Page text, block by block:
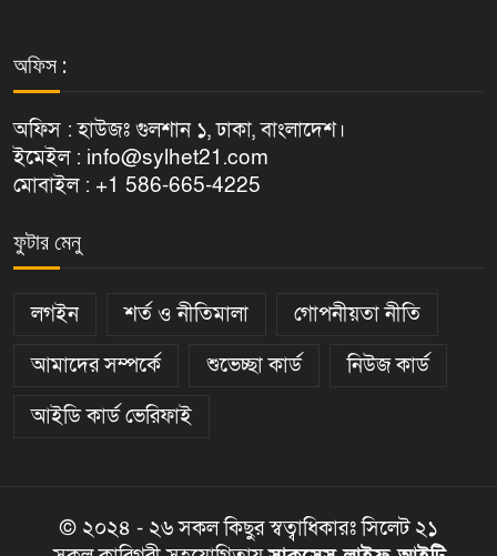
অফিস :
অফিস : হাউজঃ গুলশান ১, ঢাকা, বাংলাদেশ।
ইমেইল : info@sylhet21.com
মোবাইল : +1 586-665-4225
ফুটার মেনু
লগইন শর্ত ও নীতিমালা
গোপনীয়তা নীতি
আমাদের সম্পর্কে
শুভেচ্ছা কার্ড
নিউজ কার্ড
আইডি কার্ড ভেরিফাই
© ২০২৪ - ২৬ সকল কিছুর স্বত্বাধিকারঃ সিলেট ২১